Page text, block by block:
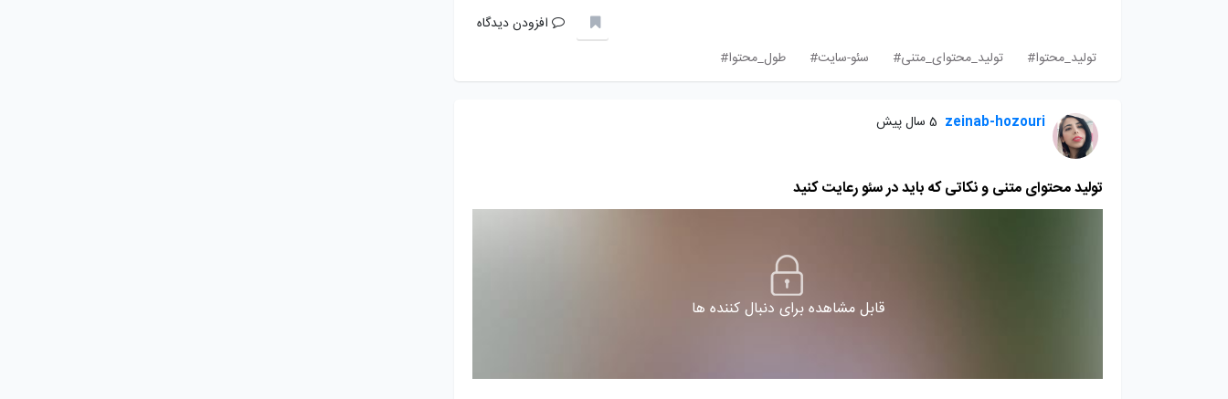
افزودن دیدگاه
تولید_محتوا#
تولید_محتوای_متنی# سئو-سایت# طول_محتوا#
zeinab-hozouri 5 سال پیش
تولید محتوای متنی و نکاتی که باید در سئو رعایت کنید
قابل مشاهده برای دنبال کننده ها